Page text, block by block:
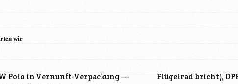
wir
Polo in Vernunft-Verpackung —
Flügelrad bricht),